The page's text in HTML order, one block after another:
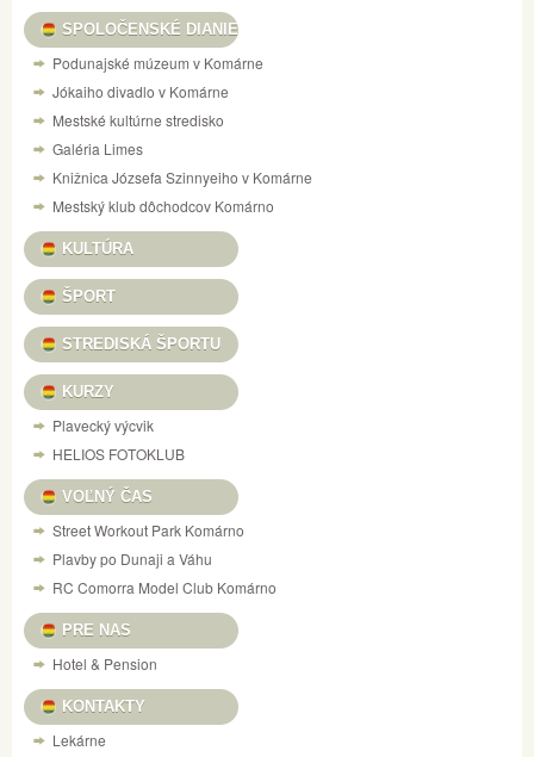
SPOLOČENSKÉ DIANIE
Podunajské múzeum v Komárne
Jókaiho divadlo v Komárne
Mestské kultúrne stredisko
Galéria Limes
Knižnica Józsefa Szinnyeiho v Komárne
Mestský klub dôchodcov Komárno
KULTÚRA
ŠPORT
STREDISKÁ ŠPORTU
KURZY
Plavecký výcvik
HELIOS FOTOKLUB
VOĽNÝ ČAS
Street Workout Park Komárno
Plavby po Dunaji a Váhu
RC Comorra Model Club Komárno
PRE NAS
Hotel & Pension
KONTAKTY
Lekárne